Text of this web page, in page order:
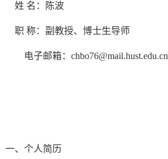
姓 名：陈波
职 称：副教授、博士生导师
电子邮箱： chbo76@mail.hust.edu.cn
一、个人简历